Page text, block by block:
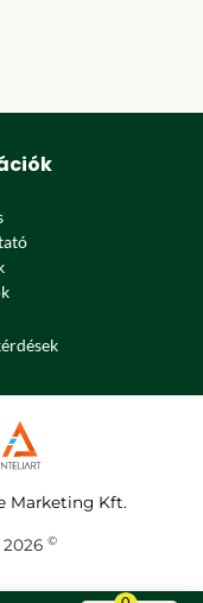
Marketing Kft.
©